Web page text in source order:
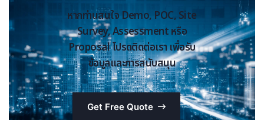
หากท่านสนใจ Demo, POC, Site
Survey, Assessment หรือ
Proposal โปรดติดต่อเรา เพื่อรับ
ข้อมูลและการสนับสนุน
Get Free Quote